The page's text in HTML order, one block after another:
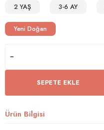
2 YAŞ 3-6 AY
Yeni Doğan
SEPETE EKLE
Ürün Bilgisi